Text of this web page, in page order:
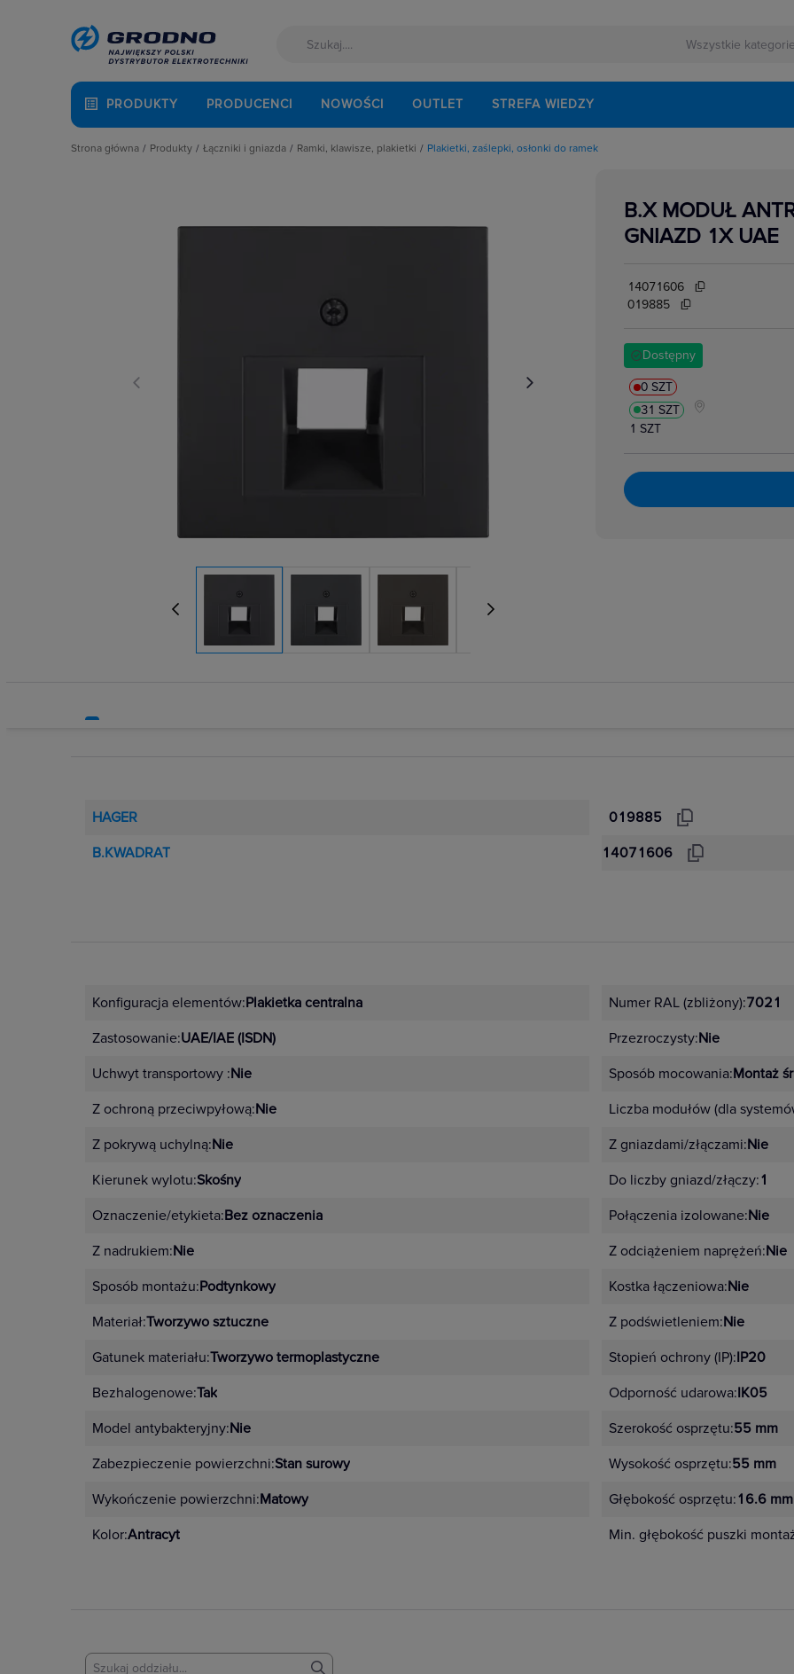
PRODUKTY PRODUCENCI NOWOŚCI OUTLET STREFA WIEDZY
Strona główna
Produkty
Fotowoltaika
Łączniki i gniazda
Przyciski
Ramki, klawisze, plakietki
Plakietki, zaślepki, osłonki do ramek
B.X MODUŁ
GNIAZD 1X UAE
14071606
019885
Dostępny
0 SZT
31 SZT
1 SZT
HAGER
019885
B.KWADRAT
14071606
Konfiguracja elementów:Plakietka centralna
Zastosowanie:UAE/IAE (ISDN)
Uchwyt transportowy :Nie
Z ochroną przeciwpyłową:Nie
Z pokrywą uchylną:Nie
Kierunek wylotu:Skośny
Oznaczenie/etykieta:Bez oznaczenia
Z nadrukiem:Nie
Sposób montażu:Podtynkowy
Materiał:Tworzywo sztuczne
Gatunek materiału:Tworzywo termoplastyczne
Bezhalogenowe:Tak
Model antybakteryjny:Nie
Zabezpieczenie powierzchni:Stan surowy
Wykończenie powierzchni:Matowy
Kolor:Antracyt
Numer RAL (zbliżony):7021
Przezroczysty:Nie
Sposób mocowania:Montaż
Liczba modułów (dla
Z gniazdami/złączami:Nie
Do liczby gniazd/złączy:1
Połączenia izolowane:Nie
Z odciążeniem naprężeń:Nie
Kostka łączeniowa:Nie
Z podświetleniem:Nie
Stopień ochrony (IP):IP20
Odporność udarowa:IK05
Szerokość osprzętu:55 mm
Wysokość osprzętu:55 mm
Głębokość osprzętu:16.6 mm
Min. głębokość puszki